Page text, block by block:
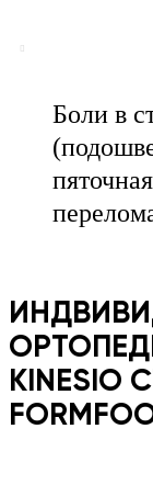
Боли в
KINESIO